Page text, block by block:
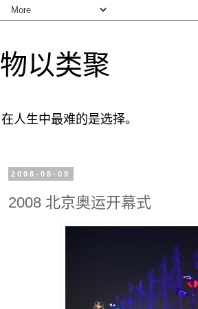
物以类聚
在人生中最难的是选择。
2008-08-09
2008 北京奥运开幕式